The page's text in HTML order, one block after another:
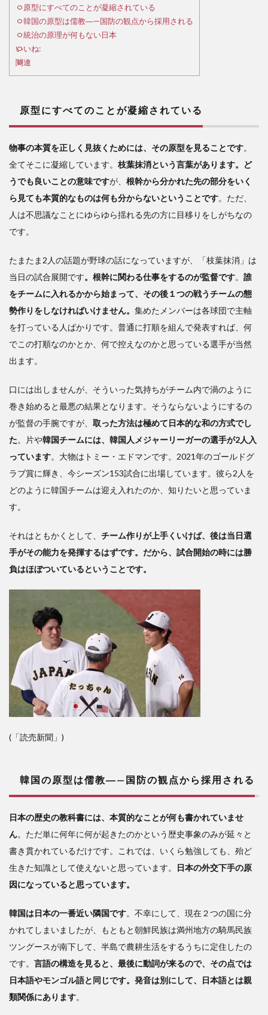
ての
こと
が凝
れて
いる
国の
原型
教―
—国
防の
から
採用
され
3
統
治の
原理
が何
もな
本
原型にすべてのことが凝縮されている
韓国の原型は儒教―—国防の観点から採用される
統治の原理が何もない日本
いいね:
関連
原型にすべてのことが凝縮されている
物事の本質を正しく見抜くためには、その原型を見ることです。
全てそこに凝縮しています。 枝葉抹消という言葉があります。ど
うでも良いことの意味ですが、 根幹から分かれた先の部分をいく
ら見ても本質的なものは何も分からないということです。ただ、
人は不思議なことにゆらゆら揺れる先の方に目移りをしがちなの
です。
たまたま2人の話題が野球の話になっていますが、「枝葉抹消」は
当日の試合展開です。根幹に関わる仕事をするのが監督です。 誰
をチームに入れるかから始まって、その後１つの戦うチームの態
勢作りをしなければいけません。 集めたメンバーは各球団で主軸
を打っている人ばかりです。普通に打順を組んで発表すれば、何
でこの打順なのかとか、何で控えなのかと思っている選手が当然
出ます。
口には出しませんが、そういった気持ちがチーム内で渦のように
巻き始めると最悪の結果となります。そうならないようにするの
が監督の手腕ですが、 取った方法は極めて日本的な和の方式でし
た。片や韓国チームには、韓国人メジャーリーガーの選手が2人入
っています。大物はトミー・エドマンです。2021年のゴールドグ
ラブ賞に輝き、今シーズン153試合に出場しています。彼ら2人を
どのように韓国チームは迎え入れたのか、知りたいと思っていま
す。
それはともかくとして、 チーム作りが上手くいけば、後は当日選
手がその能力を発揮するはずです。だから、試合開始の時には勝
負はほぼついているということです。
(「読売新聞」)
韓国の原型は儒教―—国防の観点から採用される
日本の歴史の教科書には、本質的なことが何も書かれていませ
ん。ただ単に何年に何が起きたのかという歴史事象のみが延々と
書き貫かれているだけです。これでは、いくら勉強しても、殆ど
生きた知識として使えないと思っています。
日本の外交下手の原
因になっていると思っています。
韓国は日本の一番近い隣国です。不幸にして、現在２つの国に分
かれてしまいましたが、もともと朝鮮民族は満州地方の騎馬民族
ツングースが南下して、半島で農耕生活をするうちに定住したの
です。 言語の構造を見ると、最後に動詞が来るので、その点では
日本語やモンゴル語と同じです。発音は別にして、日本語とは親
類関係にあります。